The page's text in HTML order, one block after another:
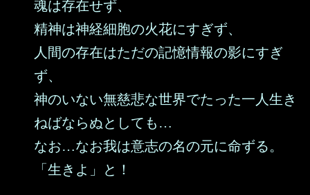
魂は存在せず、
精神は神経細胞の火花にすぎず、
人間の存在はただの記憶情報の影にすぎ
ず、
神のいない無慈悲な世界でたった一人生き
ねばならぬとしても…
なお…なお我は意志の名の元に命ずる。
「生きよ」と！